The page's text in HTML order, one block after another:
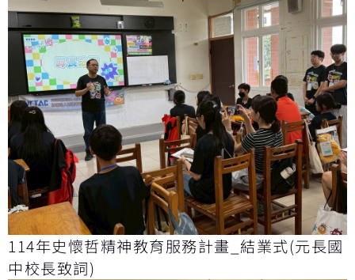
114年史懷哲精神教育服務計畫_結業式(元長國
中校長致詞)